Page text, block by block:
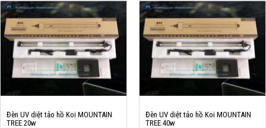
Đèn UV diệt tảo hồ Koi MOUNTAIN
TREE 20w
Đèn UV diệt tảo hồ Koi MOUNTAIN
TREE 40w